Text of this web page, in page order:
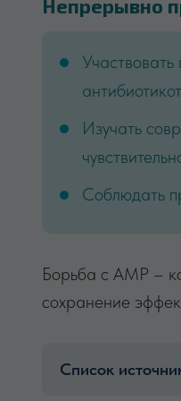
Непрерывно
Изучать
Соблюдать
Борьба с АМР –
сохранение
Список